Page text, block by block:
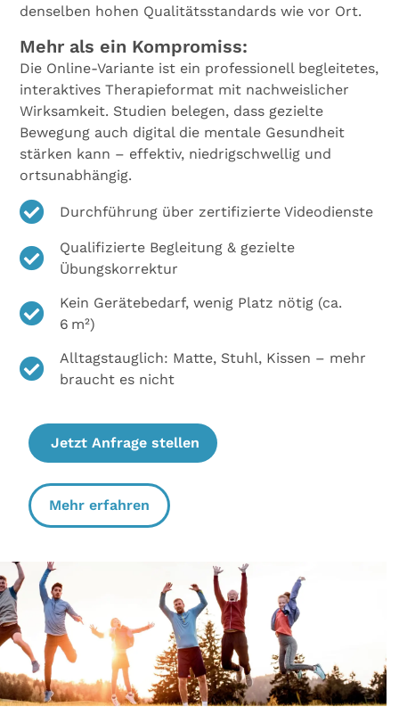
denselben hohen Qualitätsstandards wie vor Ort.
Mehr als ein Kompromiss:
Die Online-Variante ist ein professionell begleitetes,
interaktives Therapieformat mit nachweislicher
Wirksamkeit. Studien belegen, dass gezielte
Bewegung auch digital die mentale Gesundheit
stärken kann – effektiv, niedrigschwellig und
ortsunabhängig.
Durchführung über zertifizierte Videodienste
Qualifizierte Begleitung & gezielte
Übungskorrektur
Kein Gerätebedarf, wenig Platz nötig (ca.
6 m²)
Alltagstauglich: Matte, Stuhl, Kissen – mehr
braucht es nicht
Jetzt Anfrage stellen
Mehr erfahren